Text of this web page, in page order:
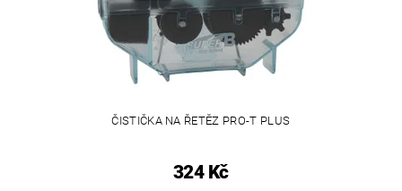
ČISTIČKA NA ŘETĚZ PRO-T PLUS
324 Kč